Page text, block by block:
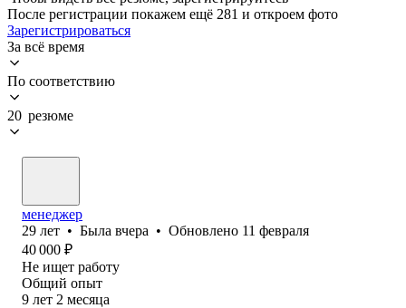
После регистрации покажем ещё 281 и откроем фото
Зарегистрироваться
За всё время
По соответствию
20 резюме
менеджер
29 лет • Была вчера • Обновлено 11 февраля
40 000 ₽
Не ищет работу
Общий опыт
9 лет 2 месяца